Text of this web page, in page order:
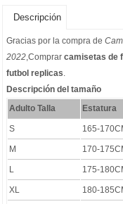
Descripción
Gracias por la compra de
2022 ,Comprar camisetas de
futbol replicas
Descripción del tamaño
Adulto Talla
Estatura
S 165-
M 170-
L 175-
XL 180-